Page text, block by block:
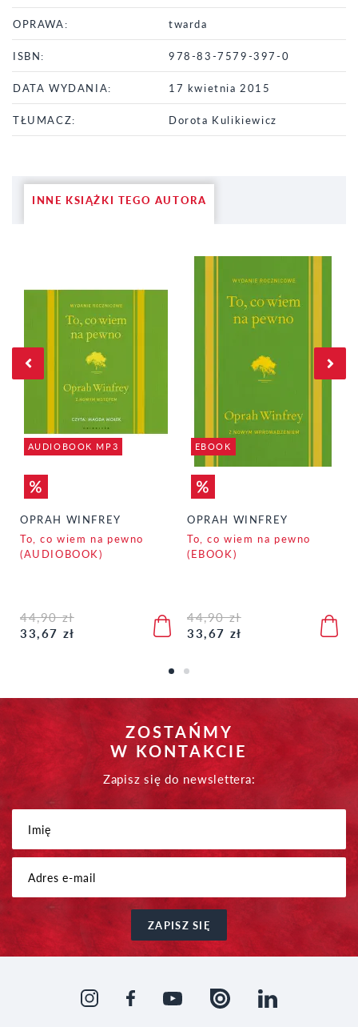
OPRAWA: twarda
ISBN: 978-83-7579-397-0
DATA WYDANIA: 17 kwietnia 2015
TŁUMACZ: Dorota Kulikiewicz
INNE KSIĄŻKI TEGO AUTORA
AUDIOBOOK MP3
OPRAH WINFREY
To, co wiem na pewno
(AUDIOBOOK)
44,90 zł
33,67 zł
EBOOK
OPRAH WINFREY
To, co wiem na pewno
(EBOOK)
44,90 zł
33,67 zł
ZOSTAŃMY
W KONTAKCIE
Zapisz się do newslettera:
ZAPISZ SIĘ